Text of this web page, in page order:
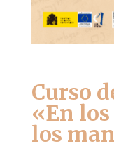
Curso
«En
los